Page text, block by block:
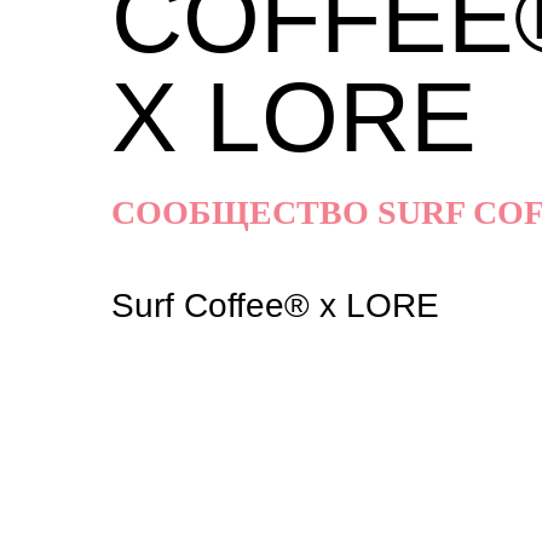
X LORE
СООБЩЕСТВО SURF
Surf Coffee® x LORE